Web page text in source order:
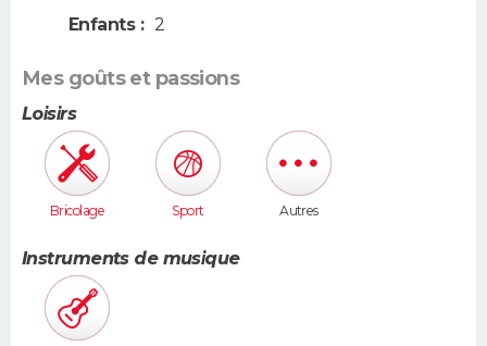
Enfants : 2
Mes goûts et passions
Loisirs
Bricolage Sport Autres
Instruments de musique